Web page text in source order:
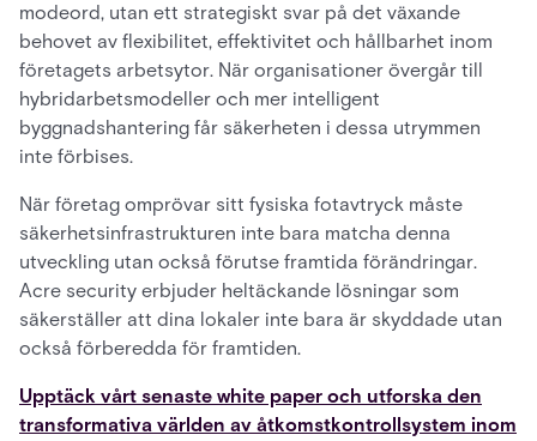
modeord, utan ett strategiskt svar på det växande
behovet av flexibilitet, effektivitet och hållbarhet inom
företagets arbetsytor. När organisationer övergår till
hybridarbetsmodeller och mer intelligent
byggnadshantering får säkerheten i dessa utrymmen
inte förbises.
När företag omprövar sitt fysiska fotavtryck måste
säkerhetsinfrastrukturen inte bara matcha denna
utveckling utan också förutse framtida förändringar.
Acre security erbjuder heltäckande lösningar som
säkerställer att dina lokaler inte bara är skyddade utan
också förberedda för framtiden.
Upptäck vårt senaste white paper och utforska den
transformativa världen av åtkomstkontrollsystem inom